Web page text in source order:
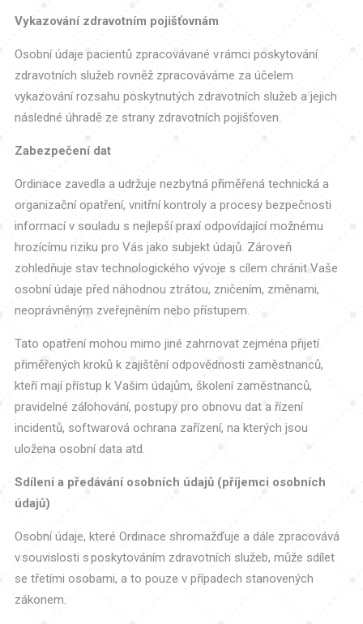
Vykazování zdravotním pojišťovnám
Osobní údaje pacientů zpracovávané v rámci poskytování
zdravotních služeb rovněž zpracováváme za účelem
vykazování rozsahu poskytnutých zdravotních služeb a jejich
následné úhradě ze strany zdravotních pojišťoven.
Zabezpečení dat
Ordinace zavedla a udržuje nezbytná přiměřená technická a
organizační opatření, vnitřní kontroly a procesy bezpečnosti
informací v souladu s nejlepší praxí odpovídající možnému
hrozícímu riziku pro Vás jako subjekt údajů. Zároveň
zohledňuje stav technologického vývoje s cílem chránit Vaše
osobní údaje před náhodnou ztrátou, zničením, změnami,
neoprávněným zveřejněním nebo přístupem.
Tato opatření mohou mimo jiné zahrnovat zejména přijetí
přiměřených kroků k zajištění odpovědnosti zaměstnanců,
kteří mají přístup k Vašim údajům, školení zaměstnanců,
pravidelné zálohování, postupy pro obnovu dat a řízení
incidentů, softwarová ochrana zařízení, na kterých jsou
uložena osobní data atd.
Sdílení a předávání osobních údajů (příjemci osobních
údajů)
Osobní údaje, které Ordinace shromažďuje a dále zpracovává
v souvislosti s poskytováním zdravotních služeb, může sdílet
se třetími osobami, a to pouze v případech stanovených
zákonem.